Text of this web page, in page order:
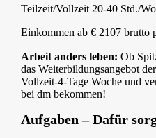
Teilzeit/Vollzeit 20-40 Std./
Einkommen ab € 2107 brutto
Arbeit anders leben: Ob
das Weiterbildungsangebot
Vollzeit-4-Tage Woche und
bei dm bekommen!
Aufgaben – Dafür